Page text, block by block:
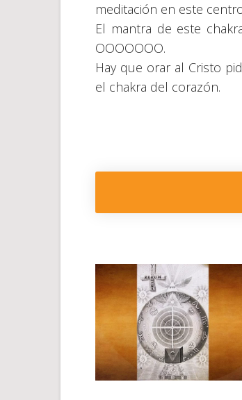
meditación en este
El mantra de este
OOOOOOO.
Hay que orar al Cristo
el chakra del corazón.